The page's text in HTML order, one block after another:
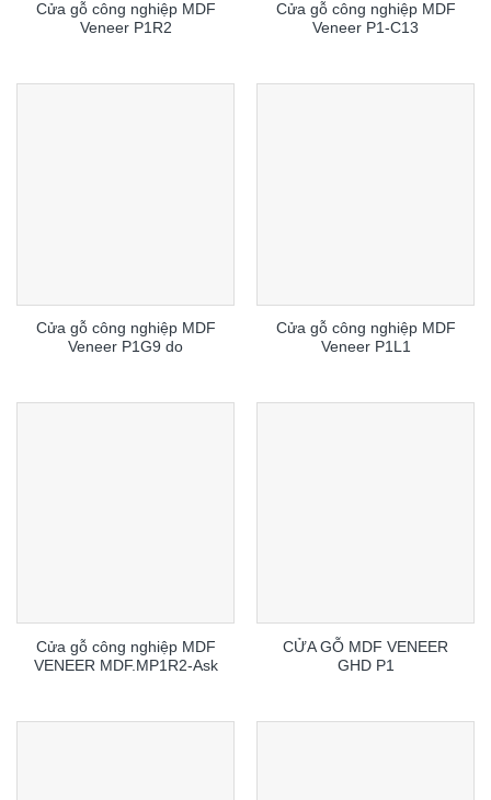
Cửa gỗ công nghiệp MDF
Veneer P1R2
Cửa gỗ công nghiệp MDF
Veneer P1-C13
Cửa gỗ công nghiệp MDF
Veneer P1G9 do
Cửa gỗ công nghiệp MDF
Veneer P1L1
Cửa gỗ công nghiệp MDF
VENEER MDF.MP1R2-Ask
CỬA GỖ MDF VENEER
GHD P1